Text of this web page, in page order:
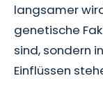
langsamer
genetische
sind, sondern
Einflüssen